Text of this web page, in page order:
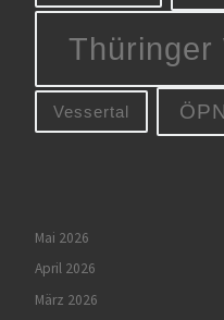
Thüringer
Vessertal
Mai 2026
April 2026
März 2026